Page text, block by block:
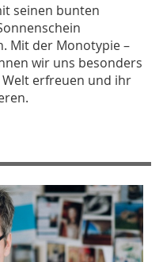
seinen bunten
Mit der Monotypie –
wir uns besonders
erfreuen und ihr